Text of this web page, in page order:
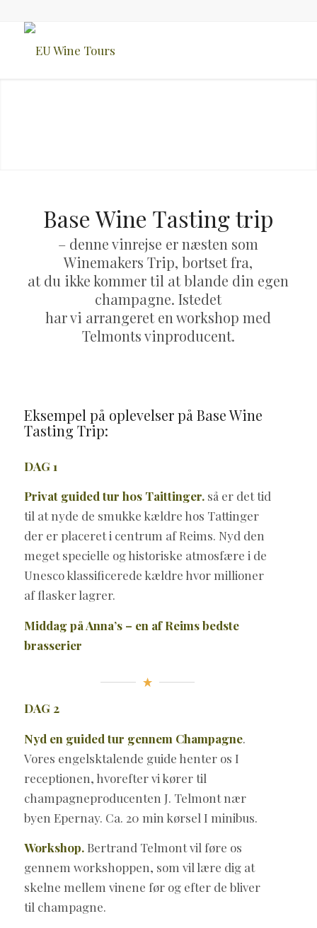
Base Wine Tasting trip
– denne vinrejse er næsten som
Winemakers Trip, bortset fra,
at du ikke kommer til at blande din egen
champagne. Istedet
har vi arrangeret en workshop med
Telmonts vinproducent.
Eksempel på oplevelser på Base Wine
Tasting Trip:
DAG 1
Privat guided tur hos Taittinger.så er det tid
til at nyde de smukke kældre hos Tattinger
der er placeret i centrum af Reims. Nyd den
meget specielle og historiske atmosfære i de
Unesco klassificerede kældre hvor millioner
af flasker lagrer.
Middag på Anna’s – en af Reims bedste
brasserier
DAG 2
Nyd en guided tur gennem Champagne.
Vores engelsktalende guide henter os I
receptionen, hvorefter vi kører til
champagneproducenten J. Telmont nær
byen Epernay. Ca. 20 min kørsel I minibus.
Workshop. Bertrand Telmont vil føre os
gennem workshoppen, som vil lære dig at
skelne mellem vinene før og efter de bliver
til champagne.